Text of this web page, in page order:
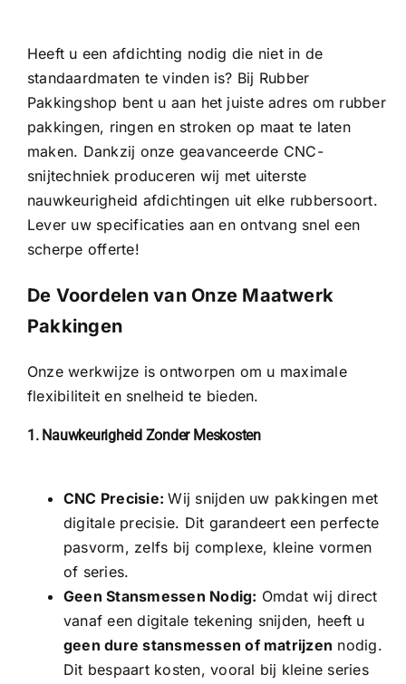
Contact
Rubbersoorten
Heeft u een afdichting nodig die niet in de
standaardmaten te vinden is? Bij Rubber
Pakkingshop bent u aan het juiste adres om rubber
pakkingen, ringen en stroken op maat te laten
maken. Dankzij onze geavanceerde CNC-
snijtechniek produceren wij met uiterste
nauwkeurigheid afdichtingen uit elke rubbersoort.
Lever uw specificaties aan en ontvang snel een
scherpe offerte!
De Voordelen van Onze Maatwerk
Pakkingen
Onze werkwijze is ontworpen om u maximale
flexibiliteit en snelheid te bieden.
1. Nauwkeurigheid Zonder Meskosten
CNC Precisie:Wij snijden uw pakkingen met
digitale precisie. Dit garandeert een perfecte
pasvorm, zelfs bij complexe, kleine vormen
of series.
Geen Stansmessen Nodig: Omdat wij direct
vanaf een digitale tekening snijden, heeft u
geen dure stansmessen of matrijzen nodig.
Dit bespaart kosten, vooral bij kleine series